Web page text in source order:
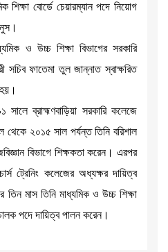
শিক্ষা বোর্ডে চেয়ারম্যান পদে নিয়োগ
ও উচ্চ শিক্ষা বিভাগের সরকারি
সচিব ফাতেমা তুল জান্নাত স্বাক্ষরিত
ব্রাহ্মণবাড়িয়া সরকারি কলেজে
২০১৫ সাল পর্যন্ত তিনি বরিশাল
বিভাগে শিক্ষকতা করেন। এরপর
ট্রেনিং কলেজের অধ্যক্ষর দায়িত্ব
মাস তিনি মাধ্যমিক ও উচ্চ শিক্ষা
পদে দায়িত্ব পালন করেন।